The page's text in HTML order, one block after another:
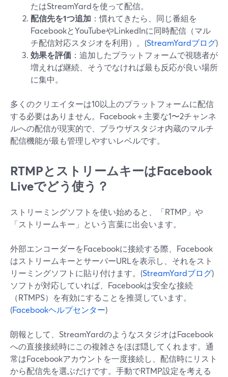
たはStreamYardを使って配信。
配信先を1つ追加 ：慣れてきたら、同じ番組を
FacebookとYouTubeやLinkedInに同時配信（マル
チ配信対応スタジオを利用）。(StreamYardブログ)
効果を評価 ：追加したプラットフォームで視聴者が
増えれば継続、そうでなければ最も反応が良い場所
に集中。
多くのクリエイターは10以上のプラットフォームに配信
する必要はありません。Facebook＋主要な1〜2チャンネ
ルへの配信が現実的で、ブラウザスタジオ内蔵のマルチ
配信機能が最も管理しやすいレベルです。
RTMPとストリームキーはFacebook
Liveでどう使う？
ストリーミングソフトを使い始めると、「RTMP」や
「ストリームキー」という言葉に出会います。
外部エンコーダーをFacebookに接続する際、Facebook
はストリームキーとサーバーURLを表示し、それをスト
リーミングソフトに貼り付けます。(StreamYardブログ)
ソフトが対応していれば、Facebookは安全な接続
（RTMPS）を有効にすることを推奨しています。
(Facebookヘルプセンター)
朗報として、StreamYardのようなスタジオはFacebook
への直接接続時にこの複雑さをほぼ隠してくれます。通
常はFacebookアカウントを一度接続し、配信時にリスト
から配信先を選ぶだけです。手動でRTMP設定を考える